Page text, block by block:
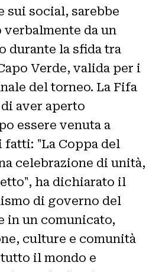
sui social, sarebbe
da un
durante la sfida tra
Verde, valida per i
del torneo. La Fifa
aver aperto
essere venuta a
fatti: "La Coppa del
celebrazione di unità,
ha dichiarato il
di governo del
in un comunicato,
culture e comunità
il mondo e